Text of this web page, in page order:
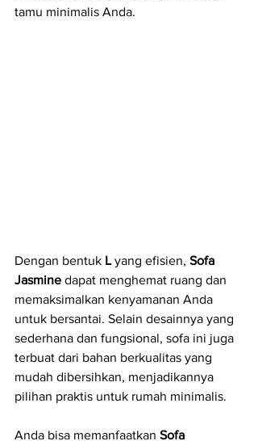
tamu minimalis Anda.
Dengan bentuk L yang efisien, Sofa
Jasmine dapat menghemat ruang dan
memaksimalkan kenyamanan Anda
untuk bersantai. Selain desainnya yang
sederhana dan fungsional, sofa ini juga
terbuat dari bahan berkualitas yang
mudah dibersihkan, menjadikannya
pilihan praktis untuk rumah minimalis.
Anda bisa memanfaatkan Sofa